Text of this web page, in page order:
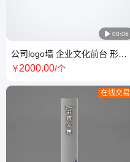
 00:06
公司logo墙 企业文化前台 形象
墙 亚克力 不锈钢字 发光字 设
￥2000.00/个
在线交易